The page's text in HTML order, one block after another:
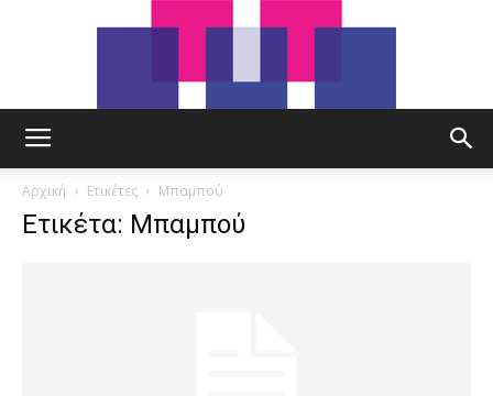
Αρχική Ετικέτες Μπαμπού
Ετικέτα: Μπαμπού